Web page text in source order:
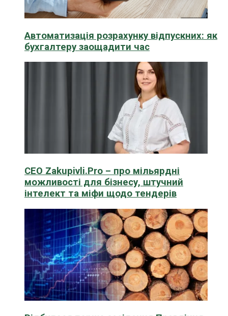
Автоматизація розрахунку відпускних: як
бухгалтеру заощадити час
CEO Zakupivli.Pro – про мільярдні
можливості для бізнесу, штучний
інтелект та міфи щодо тендерів